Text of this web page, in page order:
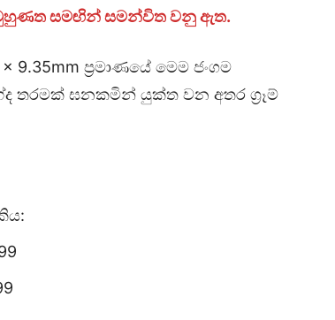
සමඟින් සමන්විත වනු ඇත.
9.35mm ප්‍රමාණයේ මෙම ජංගම
තරමක් ඝනකමින් යුක්ත වන අතර ග්‍රෑම්